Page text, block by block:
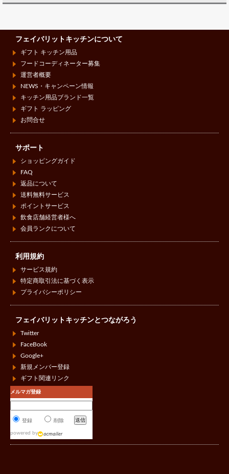
フェイバリットキッチンについて
ギフト キッチン用品
フードコーディネーター募集
運営者概要
NEWS・キャンペーン情報
キッチン用品ブランド一覧
ギフト ラッピング
お問合せ
サポート
ショッピングガイド
FAQ
返品について
送料無料サービス
ポイントサービス
飲食店舗経営者様へ
会員ランクについて
利用規約
サービス規約
特定商取引法に基づく表示
プライバシーポリシー
フェイバリットキッチンとつながろう
Twitter
FaceBook
Google+
新規メンバー登録
ギフト関連リンク
メルマガ登録
登録 削除
powered by